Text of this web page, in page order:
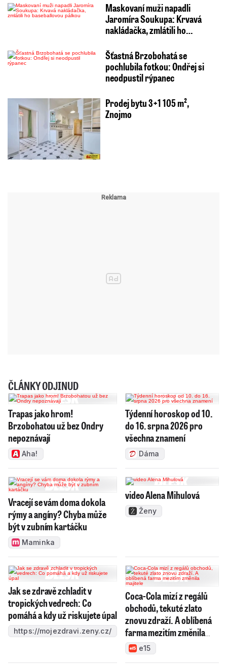
Maskovaní muži napadli
Jaromíra Soukupa: Krvavá
nakládačka, zmlátili ho…
Šťastná Brzobohatá se
pochlubila fotkou: Ondřej si
neodpustil rýpanec
Prodej bytu 3+1 105 m²,
Znojmo
ČLÁNKY ODJINUD
Trapas jako hrom!
Brzobohatou už bez Ondry
nepoznávají
Aha!
Týdenní horoskop od 10.
do 16. srpna 2026 pro
všechna znamení
Dáma
Vracejí se vám doma dokola
rýmy a angíny? Chyba může
být v zubním kartáčku
Maminka
video Alena Mihulová
Ženy
Jak se zdravě zchladit v
tropických vedrech: Co
pomáhá a kdy už riskujete úpal
https://mojezdravi.zeny.cz/
Coca-Cola mizí z regálů
obchodů, tekuté zlato
znovu zdraží. A oblíbená
farma mezitím změnila
majitele
e15